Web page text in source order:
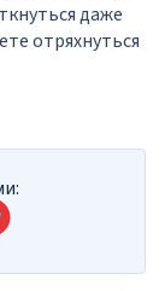
даже
отряхнуться